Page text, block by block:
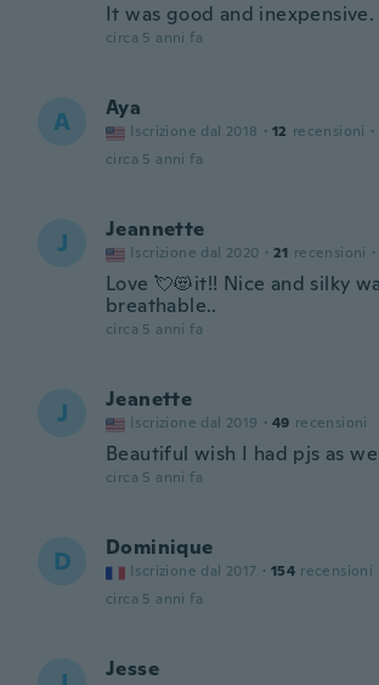
It was good and inexpensive.
circa 5 anni fa
A Aya
Iscrizione dal 2018 · 12 recensioni ·
circa 5 anni fa
J Jeannette
Iscrizione dal 2020 · 21 recensioni ·
Love 💘😻it!! Nice and silky
breathable..
circa 5 anni fa
J Jeanette
Iscrizione dal 2019 · 49 recensioni
Beautiful wish I had pjs as
circa 5 anni fa
D Dominique
Iscrizione dal 2017 · 154 recensioni
circa 5 anni fa
Jesse